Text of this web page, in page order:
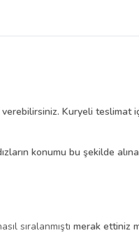
Kuryeli teslimat
konumu bu şekilde
sıralanmıştı merak ettiniz